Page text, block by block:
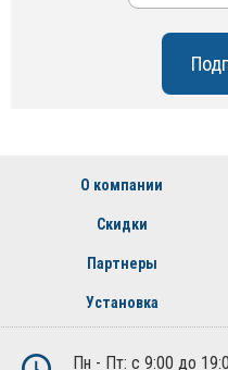
О компании
Скидки
Партнеры
Установка
Пн - Пт: с 9:00 до